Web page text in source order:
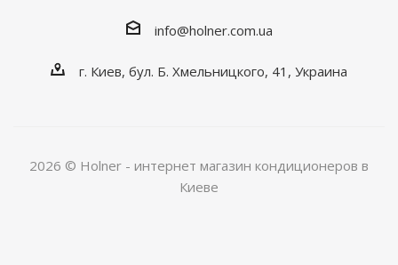
info@holner.com.ua
г. Киев, бул. Б. Хмельницкого, 41, Украина
2026 © Holner - интернет магазин кондиционеров в
Киеве